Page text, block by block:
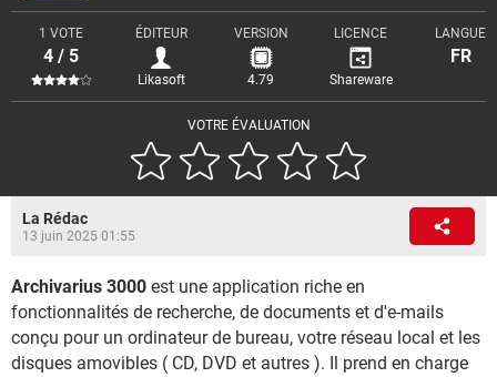
VOTRE ÉVALUATION
1 VOTE
4 / 5
ÉDITEUR
Likasoft
VERSION
4.79
LICENCE
Shareware
LANGUE
FR
La Rédac
13 juin 2025 01:55
Archivarius 3000 est une application riche en
fonctionnalités de recherche, de documents et d'e-mails
conçu pour un ordinateur de bureau, votre réseau local et les
disques amovibles ( CD, DVD et autres ). Il prend en charge